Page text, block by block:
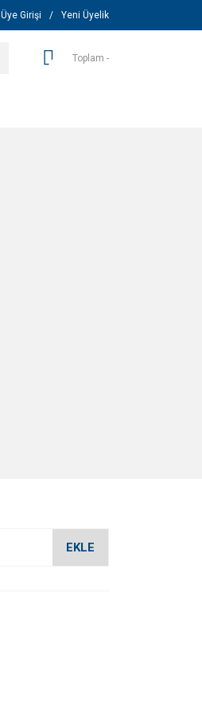
Üye Girişi / Yeni Üyelik
Toplam -
EKLE